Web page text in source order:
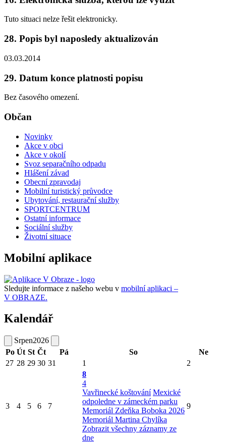
Tuto situaci nelze řešit elektronicky.
28. Popis byl naposledy aktualizován
03.03.2014
29. Datum konce platnosti popisu
Bez časového omezení.
Občan
Novinky
Akce v obci
Akce v okolí
Svoz separačního odpadu
Hlášení závad
Obecní zpravodaj
Mobilní turistický průvodce
Ubytování, restaurační služby
SPORTCENTRUM
Ostatní informace
Sociální služby
Životní situace
Mobilní aplikace
Sledujte informace z našeho webu v mobilní aplikaci –
V OBRAZE.
Kalendář
Srpen2026
Po Út St Čt Pá So
Ne
27 28 29 30 31 1 2
3 4 5 6 7
8
4
Vavřinecké koštování Mexické
odpoledne v zámeckém parku
Memoriál Zdeňka Boboka 2026
Memoriál Martina Chylíka
Zobrazit všechny záznamy ze
dne
9